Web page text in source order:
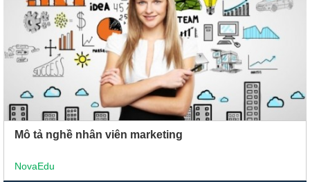
Mô tả nghề nhân viên marketing
NovaEdu